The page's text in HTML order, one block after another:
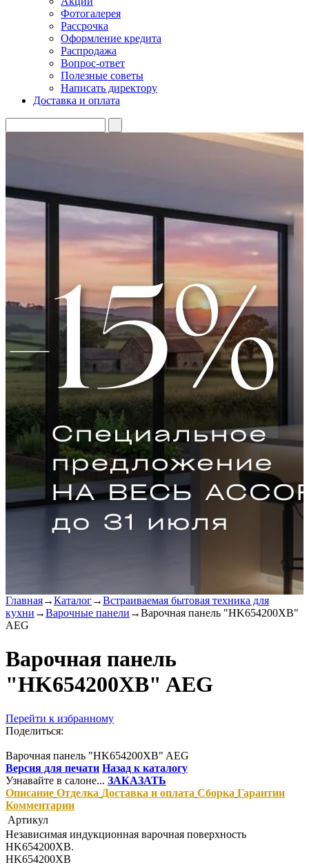
Фотогалерея
Рассрочка
Оформление кредита
Распродажа
Вопрос-ответ
Полезные советы
Написать директору
Доставка и оплата
Главная→Каталог→Встраиваемая бытовая техника для
кухни →Варочные панели →Варочная панель "HK654200XB"
AEG
Варочная панель
"HK654200XB" AEG
Перейти к избранному
Поделиться:
Варочная панель "HK654200XB" AEG
Версия для печати Назад к каталогу
Узнавайте в салоне... ЗАКАЗАТЬ
Описание Отделка Доставка и оплата Сборка Гарантии
Комментарии
Артикул
Независимая индукционная варочная поверхность
HK654200XB.
HK654200XB